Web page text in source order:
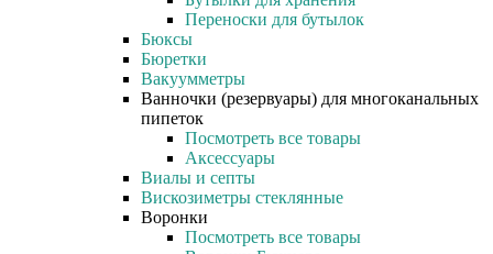
Переноски для бутылок
Бюксы
Бюретки
Вакуумметры
Ванночки (резервуары) для многоканальных
пипеток
Посмотреть все товары
Аксессуары
Виалы и септы
Вискозиметры стеклянные
Воронки
Посмотреть все товары